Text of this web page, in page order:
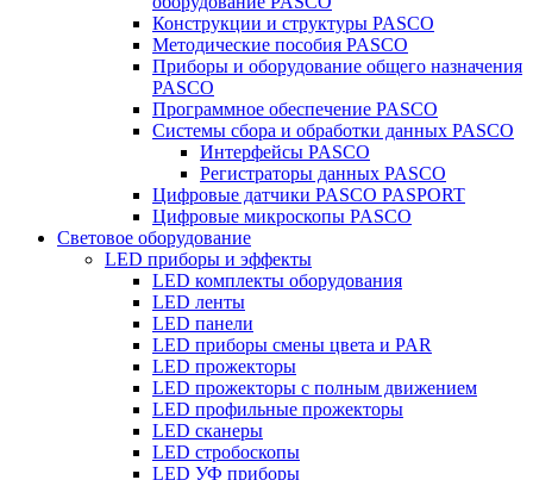
Конструкции и структуры PASCO
Методические пособия PASCO
Приборы и оборудование общего назначения
PASCO
Программное обеспечение PASCO
Системы сбора и обработки данных PASCO
Интерфейсы PASCO
Регистраторы данных PASCO
Цифровые датчики PASCO PASPORT
Цифровые микроскопы PASCO
Световое оборудование
LED приборы и эффекты
LED комплекты оборудования
LED ленты
LED панели
LED приборы смены цвета и PAR
LED прожекторы
LED прожекторы с полным движением
LED профильные прожекторы
LED сканеры
LED стробоскопы
LED УФ приборы